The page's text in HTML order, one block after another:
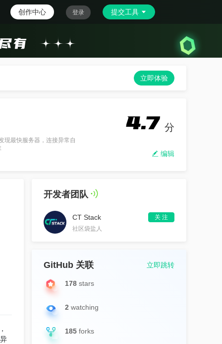
创作中心 登录 提交工具
立即体验
现最快服务器，连接异常自
4.7 分
编辑
开发者团队
CT Stack
关 注
社区袋盐人
GitHub 关联 立即跳转
178 stars
2 watching
185 forks